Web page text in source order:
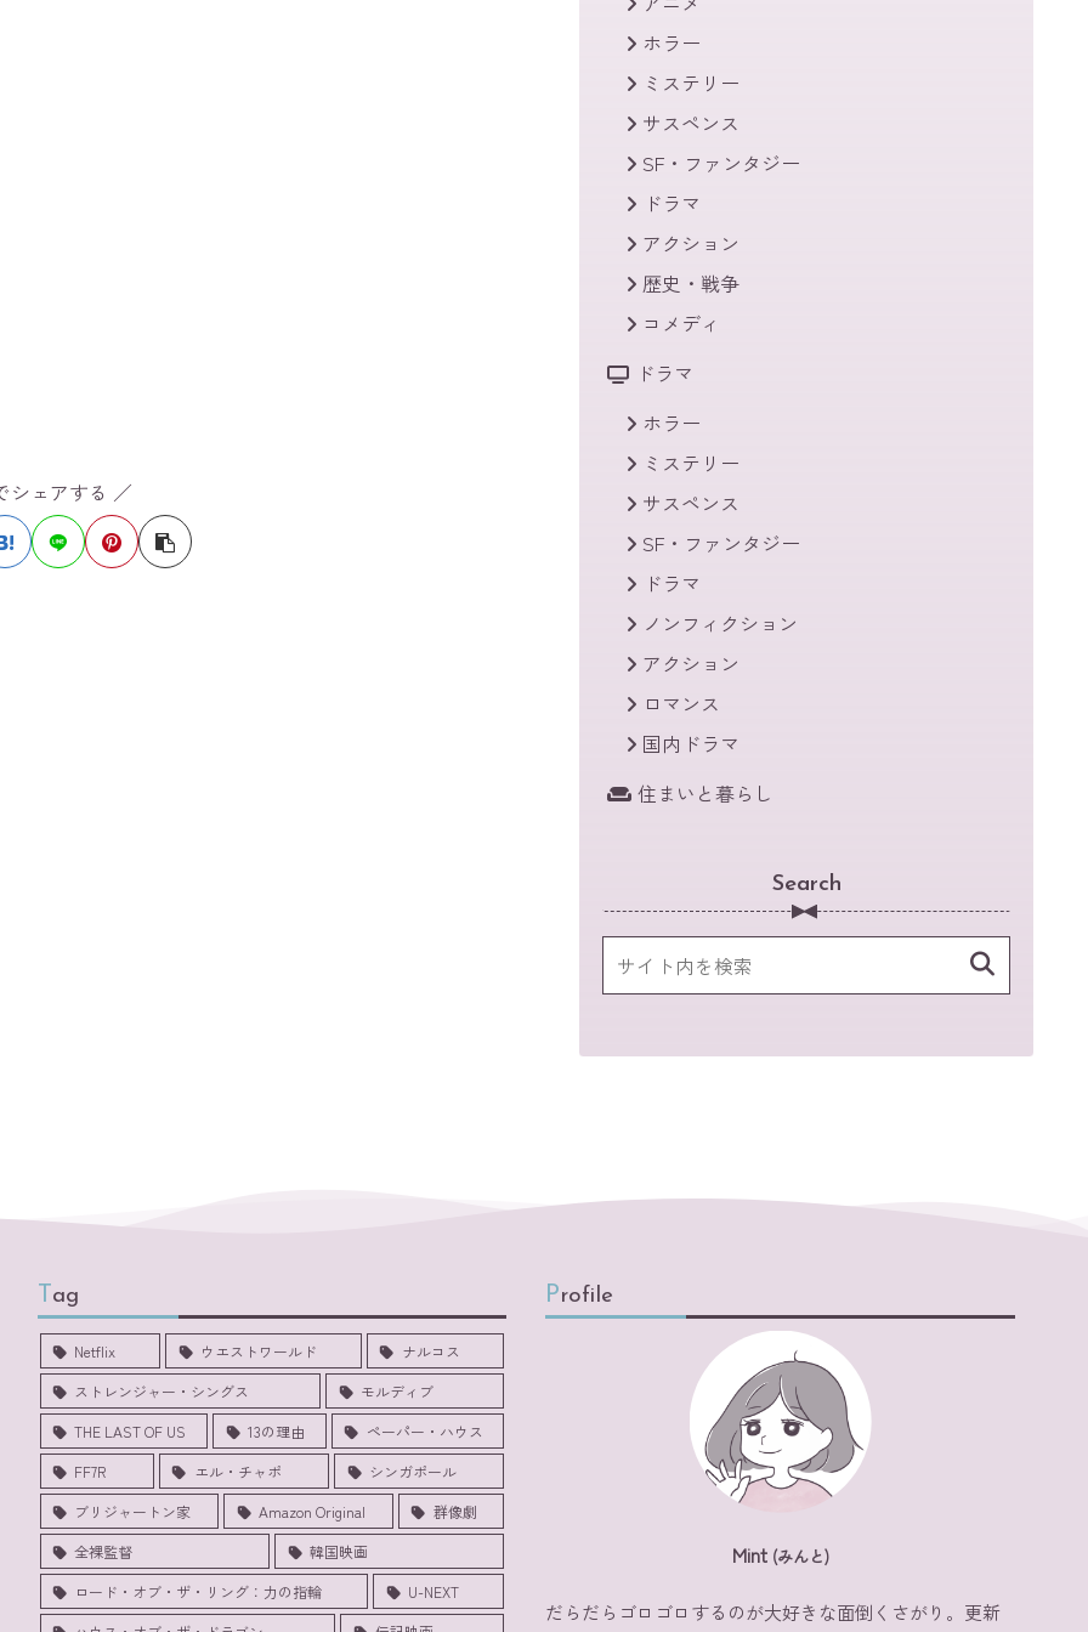
シェアする ／
ホラー
ミステリー
サスペンス
SF・ファンタジー
ドラマ
アクション
歴史・戦争
コメディ
ドラマ
ホラー
ミステリー
サスペンス
SF・ファンタジー
ドラマ
ノンフィクション
アクション
ロマンス
国内ドラマ
住まいと暮らし
Search
Tag
Netflix ウエストワールド
ナルコス
ストレンジャー・シングス
モルディブ
THE LAST OF US
13の理由
ペーパー・ハウス
FF7R
エル・チャポ
シンガポール
ブリジャートン家
Amazon Original
群像劇
全裸監督
韓国映画
ロード・オブ・ザ・リング：力の指輪
U-NEXT
Profile
Mint (みんと)
だらだらゴロゴロするのが大好きな面倒くさがり。更新